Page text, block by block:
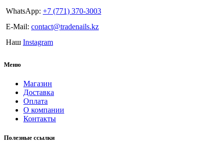
WhatsApp: +7 (771) 370-3003
E-Mail: contact@tradenails.kz
Наш Instagram
Меню
Магазин
Доставка
Оплата
О компании
Контакты
Полезные ссылки